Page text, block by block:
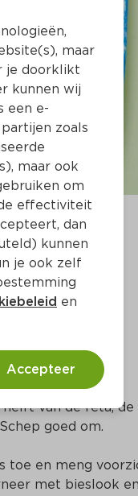
van de feta, de
goed om.
toe en meng
met bieslook
maar
je doorklikt
kunnen wij
een e-
zoals
maar ook
om
effectiviteit
dan
kunnen
je ook zelf
en
Accepteer